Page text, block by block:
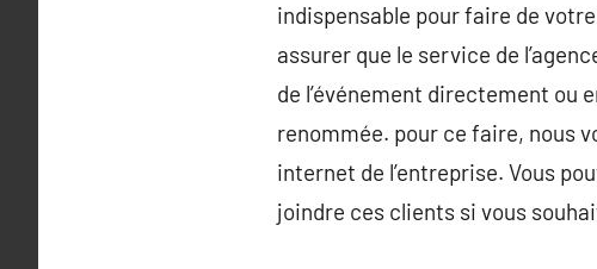
indispensable pour faire de
assurer que le service de
de l’événement directement ou
renommée. pour ce faire, nous
internet de l’entreprise. Vous
joindre ces clients si vous